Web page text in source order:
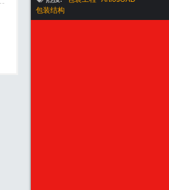
包装结构